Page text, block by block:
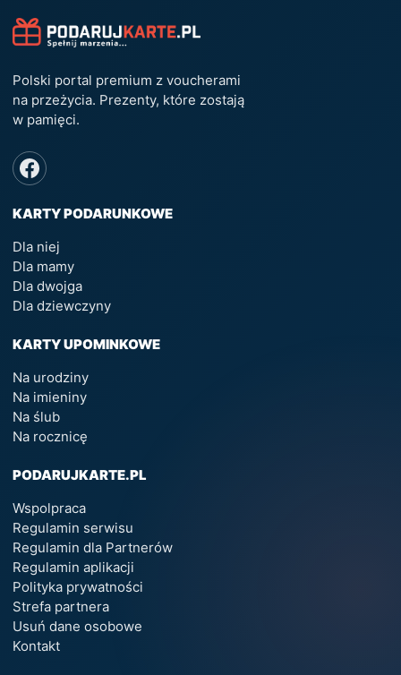
Polski portal premium z voucherami
na przeżycia. Prezenty, które zostają
w pamięci.
KARTY PODARUNKOWE
Dla niej
Dla mamy
Dla dwojga
Dla dziewczyny
KARTY UPOMINKOWE
Na urodziny
Na imieniny
Na ślub
Na rocznicę
PODARUJKARTE.PL
Wspolpraca
Regulamin serwisu
Regulamin dla Partnerów
Regulamin aplikacji
Polityka prywatności
Strefa partnera
Usuń dane osobowe
Kontakt